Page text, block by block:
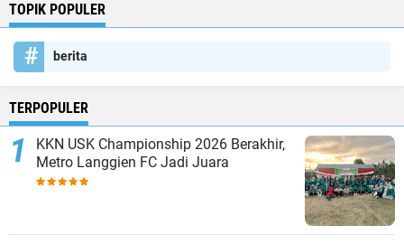
TOPIK POPULER
berita
TERPOPULER
KKN USK Championship 2026 Berakhir,
Metro Langgien FC Jadi Juara